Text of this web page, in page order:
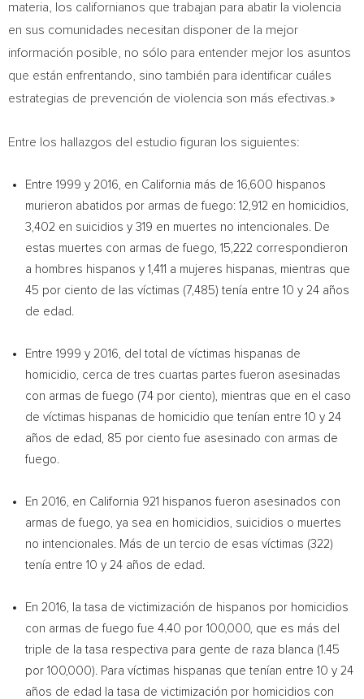
materia, los californianos que trabajan para abatir la violencia
en sus comunidades necesitan disponer de la mejor
información posible, no sólo para entender mejor los asuntos
que están enfrentando, sino también para identificar cuáles
estrategias de prevención de violencia son más efectivas.»
Entre los hallazgos del estudio figuran los siguientes:
Entre 1999 y 2016, en California más de 16,600 hispanos
murieron abatidos por armas de fuego: 12,912 en homicidios,
3,402 en suicidios y 319 en muertes no intencionales. De
estas muertes con armas de fuego, 15,222 correspondieron
a hombres hispanos y 1,411 a mujeres hispanas, mientras que
45 por ciento de las víctimas (7,485) tenía entre 10 y 24 años
de edad.
Entre 1999 y 2016, del total de víctimas hispanas de
homicidio, cerca de tres cuartas partes fueron asesinadas
con armas de fuego (74 por ciento), mientras que en el caso
de víctimas hispanas de homicidio que tenían entre 10 y 24
años de edad, 85 por ciento fue asesinado con armas de
fuego.
En 2016, en California 921 hispanos fueron asesinados con
armas de fuego, ya sea en homicidios, suicidios o muertes
no intencionales. Más de un tercio de esas víctimas (322)
tenía entre 10 y 24 años de edad.
En 2016, la tasa de victimización de hispanos por homicidios
con armas de fuego fue 4.40 por 100,000, que es más del
triple de la tasa respectiva para gente de raza blanca (1.45
por 100,000). Para víctimas hispanas que tenían entre 10 y 24
años de edad la tasa de victimización por homicidios con